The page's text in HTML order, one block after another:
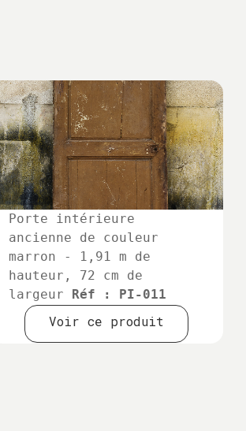
Porte intérieure
ancienne de couleur
marron - 1,91 m de
hauteur, 72 cm de
largeur
Réf : PI-011
Voir ce produit